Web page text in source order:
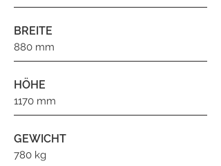
BREITE
880 mm
HÖHE
1170 mm
GEWICHT
780 kg